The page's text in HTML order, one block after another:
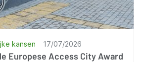
Europese Access City Award
kansen 17/07/2026